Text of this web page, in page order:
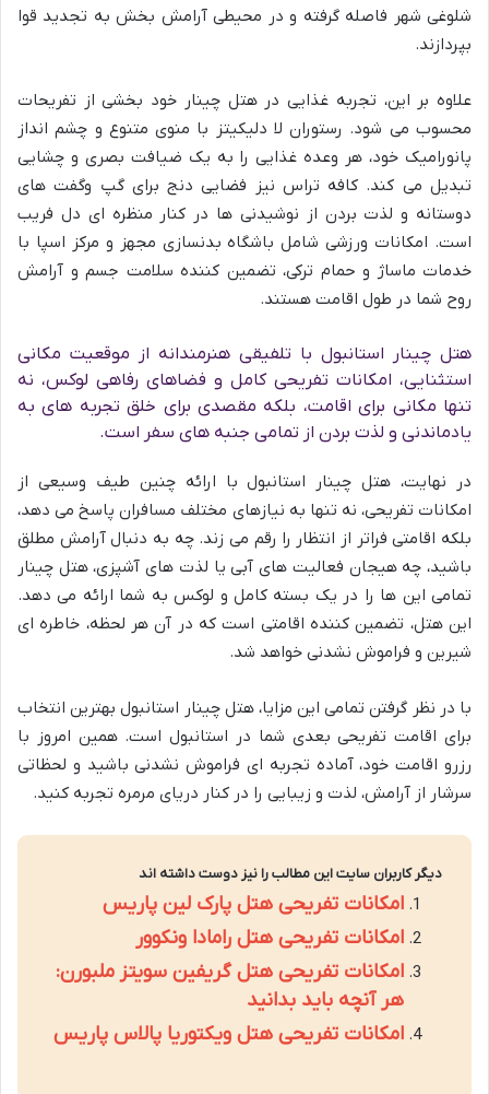
شلوغی شهر فاصله گرفته و در محیطی آرامش بخش به تجدید قوا
بپردازند.
علاوه بر این، تجربه غذایی در هتل چینار خود بخشی از تفریحات
محسوب می شود. رستوران لا دلیکیتز با منوی متنوع و چشم انداز
پانورامیک خود، هر وعده غذایی را به یک ضیافت بصری و چشایی
تبدیل می کند. کافه تراس نیز فضایی دنج برای گپ وگفت های
دوستانه و لذت بردن از نوشیدنی ها در کنار منظره ای دل فریب
است. امکانات ورزشی شامل باشگاه بدنسازی مجهز و مرکز اسپا با
خدمات ماساژ و حمام ترکی، تضمین کننده سلامت جسم و آرامش
روح شما در طول اقامت هستند.
هتل چینار استانبول با تلفیقی هنرمندانه از موقعیت مکانی
استثنایی، امکانات تفریحی کامل و فضاهای رفاهی لوکس، نه
تنها مکانی برای اقامت، بلکه مقصدی برای خلق تجربه های به
یادماندنی و لذت بردن از تمامی جنبه های سفر است.
در نهایت، هتل چینار استانبول با ارائه چنین طیف وسیعی از
امکانات تفریحی، نه تنها به نیازهای مختلف مسافران پاسخ می دهد،
بلکه اقامتی فراتر از انتظار را رقم می زند. چه به دنبال آرامش مطلق
باشید، چه هیجان فعالیت های آبی یا لذت های آشپزی، هتل چینار
تمامی این ها را در یک بسته کامل و لوکس به شما ارائه می دهد.
این هتل، تضمین کننده اقامتی است که در آن هر لحظه، خاطره ای
شیرین و فراموش نشدنی خواهد شد.
با در نظر گرفتن تمامی این مزایا، هتل چینار استانبول بهترین انتخاب
برای اقامت تفریحی بعدی شما در استانبول است. همین امروز با
رزرو اقامت خود، آماده تجربه ای فراموش نشدنی باشید و لحظاتی
سرشار از آرامش، لذت و زیبایی را در کنار دریای مرمره تجربه کنید.
دیگر کاربران سایت این مطالب را نیز دوست داشته اند
امکانات تفریحی هتل پارک لین پاریس
امکانات تفریحی هتل رامادا ونکوور
امکانات تفریحی هتل گریفین سویتز ملبورن:
هر آنچه باید بدانید
امکانات تفریحی هتل ویکتوریا پالاس پاریس